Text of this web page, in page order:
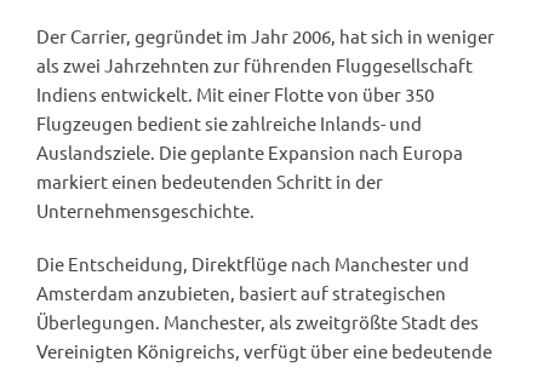
Der Carrier, gegründet im Jahr 2006, hat sich in weniger
als zwei Jahrzehnten zur führenden Fluggesellschaft
Indiens entwickelt. Mit einer Flotte von über 350
Flugzeugen bedient sie zahlreiche Inlands- und
Auslandsziele. Die geplante Expansion nach Europa
markiert einen bedeutenden Schritt in der
Unternehmensgeschichte.
Die Entscheidung, Direktflüge nach Manchester und
Amsterdam anzubieten, basiert auf strategischen
Überlegungen. Manchester, als zweitgrößte Stadt des
Vereinigten Königreichs, verfügt über eine bedeutende